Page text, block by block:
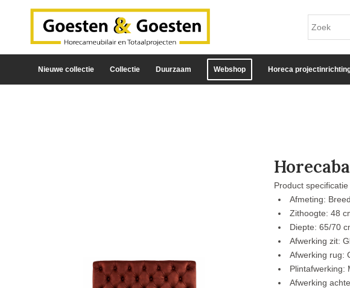
Nieuwe collectie Collectie Duurzaam Webshop Horeca
Product specificatie
Afmeting:
Zithoogte: 48
Diepte: 65/70
Afwerking zit:
Afwerking rug:
Plintafwerking:
Afwerking